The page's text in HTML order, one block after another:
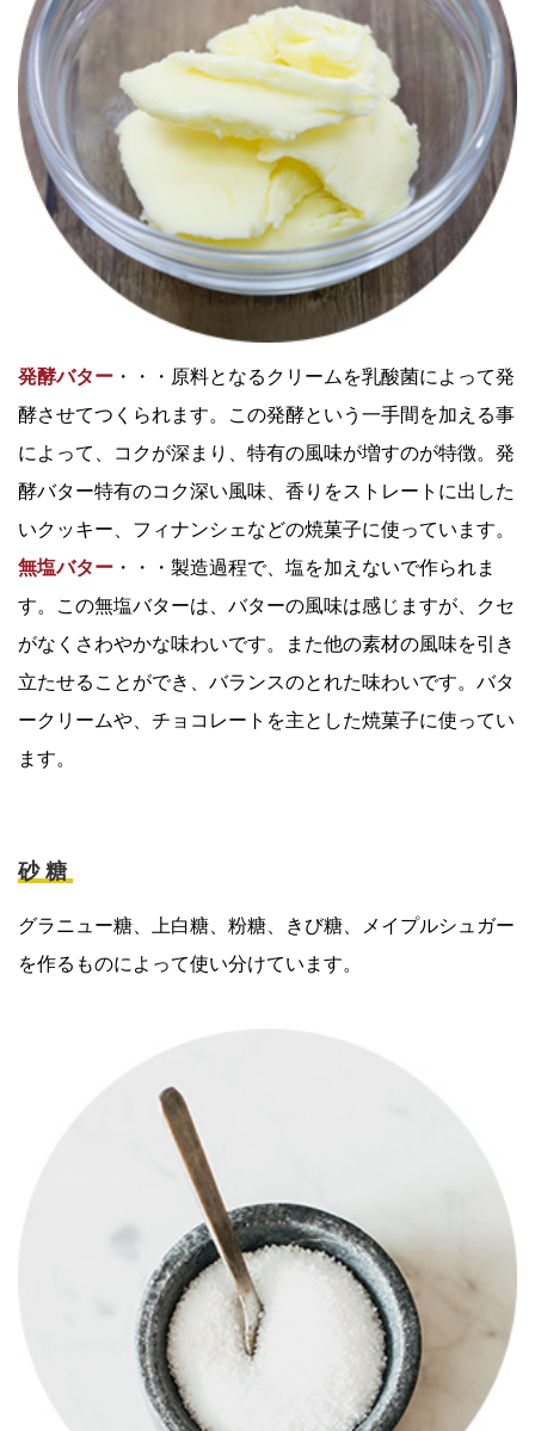
発酵バター ・・・原料となるクリームを乳酸菌によって発
酵させてつくられます。この発酵という一手間を加える事
によって、コクが深まり、特有の風味が増すのが特徴。発
酵バター特有のコク深い風味、香りをストレートに出した
いクッキー、フィナンシェなどの焼菓子に使っています。
無塩バター ・・・製造過程で、塩を加えないで作られま
す。この無塩バターは、バターの風味は感じますが、クセ
がなくさわやかな味わいです。また他の素材の風味を引き
立たせることができ、バランスのとれた味わいです。バタ
ークリームや、チョコレートを主とした焼菓子に使ってい
ます。
砂糖
グラニュー糖、上白糖、粉糖、きび糖、メイプルシュガー
を作るものによって使い分けています。